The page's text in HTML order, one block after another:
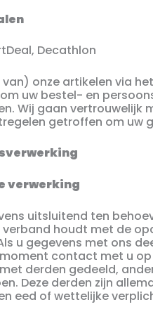
Decathlon
onze artikelen via
uw bestel- en
Wij gaan vertrouwelijk
getroffen om uw
verwerking
uitsluitend ten
houdt met de
u gegevens met ons
contact met u
derden gedeeld,
Deze derden zijn
eed of wettelijke